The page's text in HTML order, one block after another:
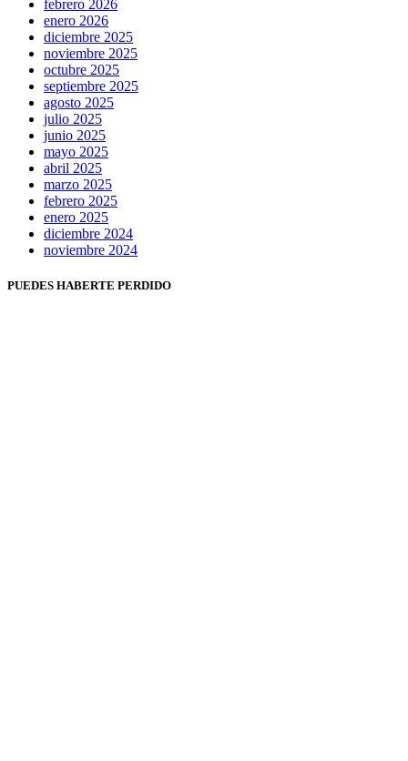
febrero 2026
enero 2026
diciembre 2025
noviembre 2025
octubre 2025
septiembre 2025
agosto 2025
julio 2025
junio 2025
mayo 2025
abril 2025
marzo 2025
febrero 2025
enero 2025
diciembre 2024
noviembre 2024
PUEDES HABERTE PERDIDO